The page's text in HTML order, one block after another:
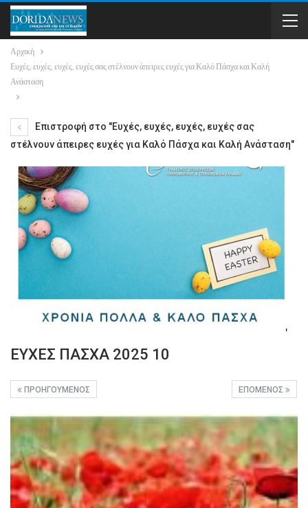
Αρχική
Ευχές, ευχές, ευχές, ευχές σας στέλνουν άπειρες ευχές για Καλό Πάσχα και Καλή
Ανάσταση
Επιστροφή στο "Ευχές, ευχές, ευχές, ευχές σας
στέλνουν άπειρες ευχές για Καλό Πάσχα και Καλή Ανάσταση"
ΕΥΧΕΣ ΠΑΣΧΑ 2025 10
ΕΠΌΜΕΝΟΣ
ΠΡΟΗΓΟΎΜΕΝΟΣ